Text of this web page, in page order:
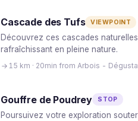
Cascade des Tufs VIEWPOINT
Découvrez ces cascades
rafraîchissant en pleine nature.
15 km · 20min from Arbois -
Gouffre de Poudrey STOP
Poursuivez votre exploration